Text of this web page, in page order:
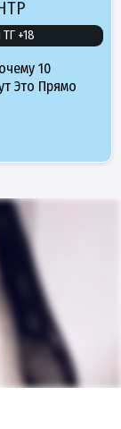
+18
10
Это Прямо